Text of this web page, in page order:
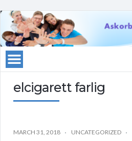
elcigarett farlig
MARCH 31, 2018 UNCATEGORIZED